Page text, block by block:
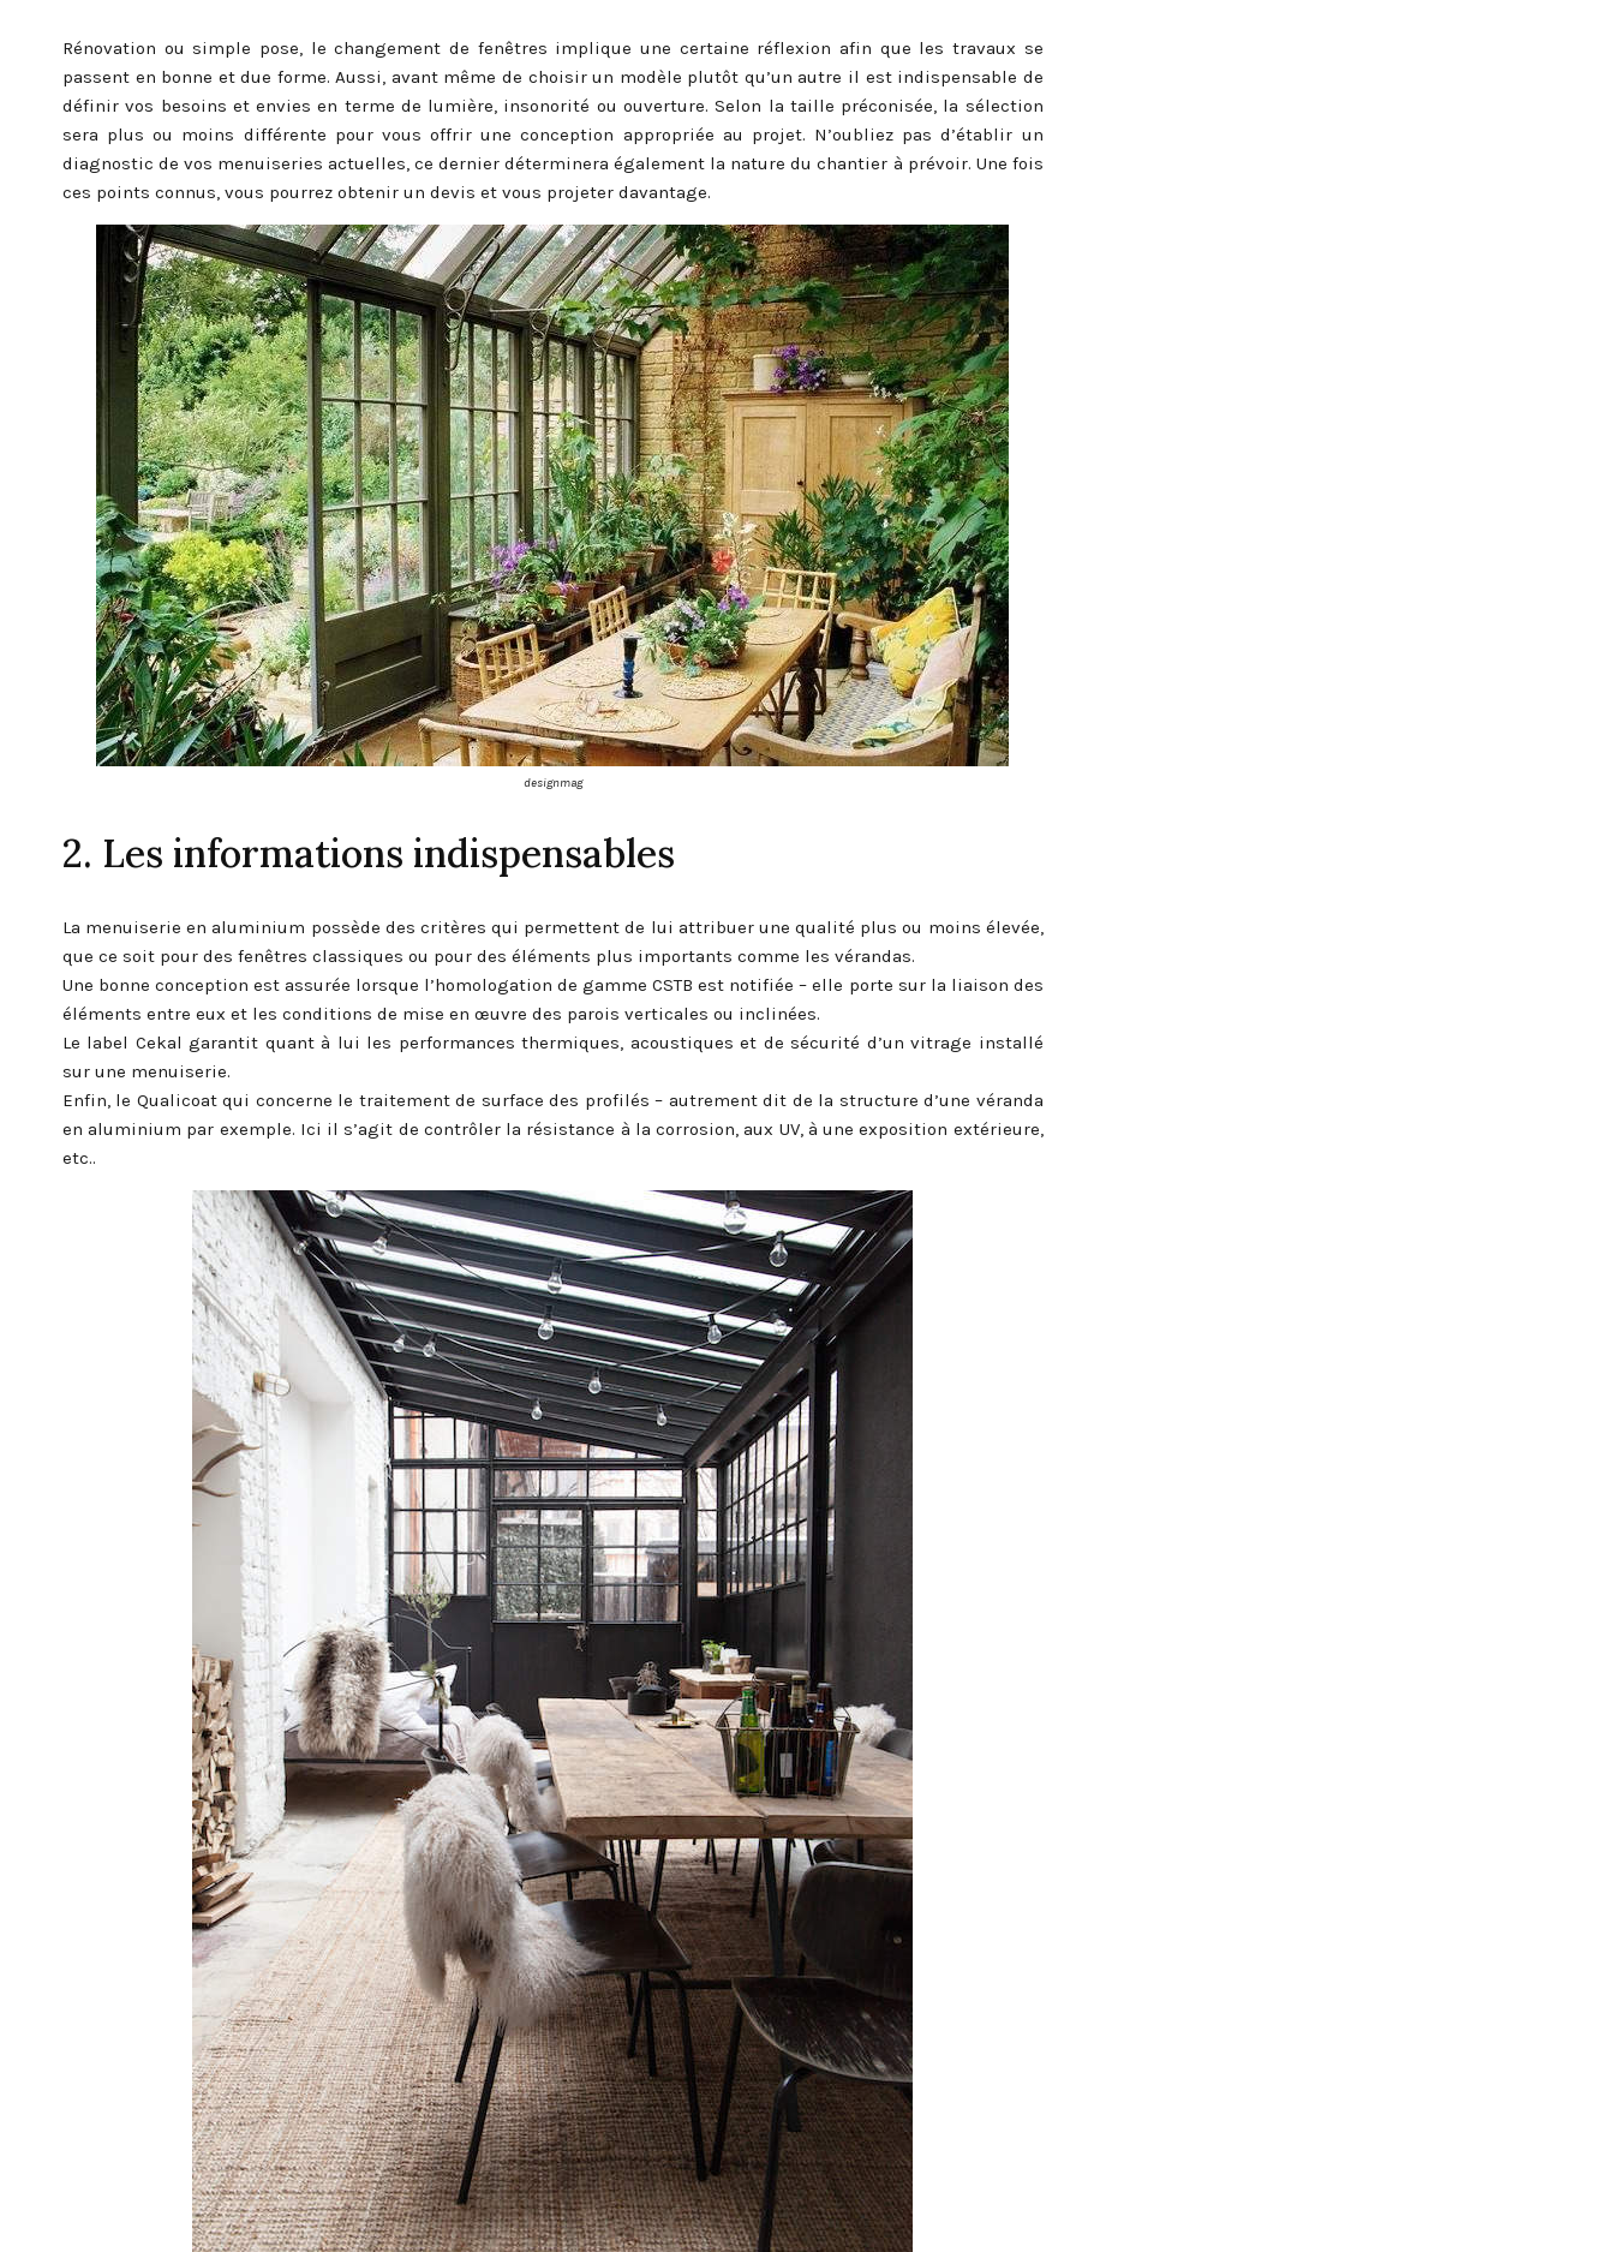
Rénovation ou simple pose, le changement de fenêtres implique une certaine réflexion afin que les travaux se
passent en bonne et due forme. Aussi, avant même de choisir un modèle plutôt qu’un autre il est indispensable de
définir vos besoins et envies en terme de lumière, insonorité ou ouverture. Selon la taille préconisée, la sélection
sera plus ou moins différente pour vous offrir une conception appropriée au projet. N’oubliez pas d’établir un
diagnostic de vos menuiseries actuelles, ce dernier déterminera également la nature du chantier à prévoir. Une fois
ces points connus, vous pourrez obtenir un devis et vous projeter davantage.
designmag
2. Les informations indispensables
La menuiserie en aluminium possède des critères qui permettent de lui attribuer une qualité plus ou moins élevée,
que ce soit pour des fenêtres classiques ou pour des éléments plus importants comme les vérandas.
Une bonne conception est assurée lorsque l’homologation de gamme CSTB est notifiée – elle porte sur la liaison des
éléments entre eux et les conditions de mise en œuvre des parois verticales ou inclinées.
Le label Cekal garantit quant à lui les performances thermiques, acoustiques et de sécurité d’un vitrage installé
sur une menuiserie.
Enfin, le Qualicoat qui concerne le traitement de surface des profilés – autrement dit de la structure d’une véranda
en aluminium par exemple. Ici il s’agit de contrôler la résistance à la corrosion, aux UV, à une exposition extérieure,
etc..